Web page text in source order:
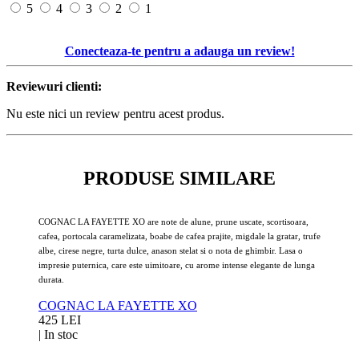
5
4 3 2 1
Conecteaza-te pentru a adauga un review!
Reviewuri clienti:
Nu este nici un review pentru acest produs.
PRODUSE SIMILARE
COGNAC LA FAYETTE XO are note de alune, prune uscate, scortisoara,
cafea, portocala caramelizata, boabe de cafea prajite, migdale la gratar, trufe
albe, cirese negre, turta dulce, anason stelat si o nota de ghimbir. Lasa o
impresie puternica, care este uimitoare, cu arome intense elegante de lunga
durata.
COGNAC LA FAYETTE XO
425 LEI
| In stoc